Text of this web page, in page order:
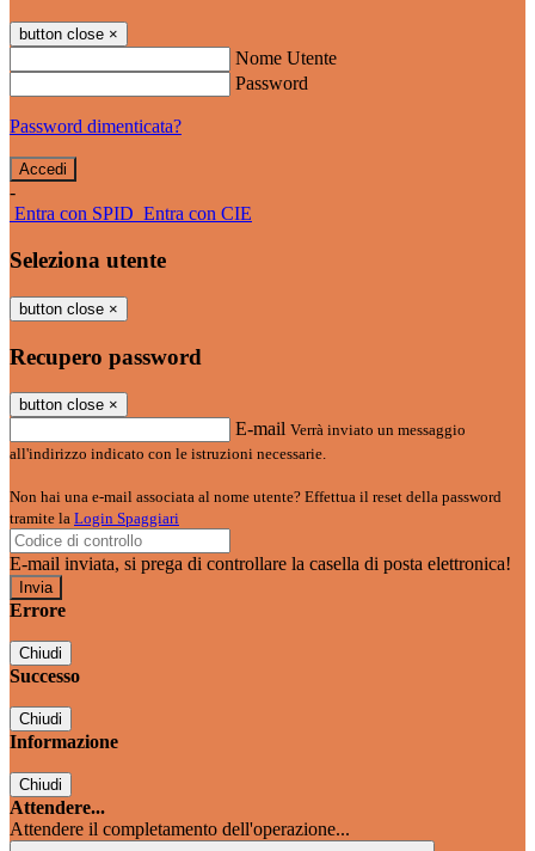
button close ×
Nome Utente
Password
Password dimenticata?
-
Entra con SPID Entra con CIE
Seleziona utente
button close ×
Recupero password
button close ×
E-mail Verrà inviato un messaggio
all'indirizzo indicato con le istruzioni necessarie.
Non hai una e-mail associata al nome utente? Effettua il reset della password
tramite la Login Spaggiari
E-mail inviata, si prega di controllare la casella di posta elettronica!
Errore
Chiudi
Successo
Chiudi
Informazione
Chiudi
Attendere...
Attendere il completamento dell'operazione...